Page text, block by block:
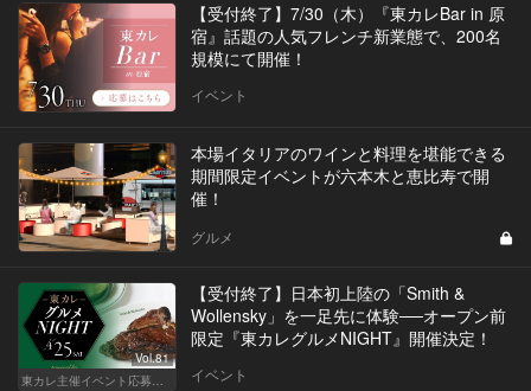
【受付終了】7/30（木）『東カレBar in 原
宿』話題の人気フレンチ新業態で、200名
規模にて開催！
イベント
本場イタリアのワインと料理を堪能できる
期間限定イベントが六本木と恵比寿で開
催！
グルメ
Vol.81
東カレ主催イベント応募詳細記事一覧
【受付終了】日本初上陸の「Smith &
Wollensky」を一足先に体験──オープン前
限定『東カレグルメNIGHT』開催決定！
イベント